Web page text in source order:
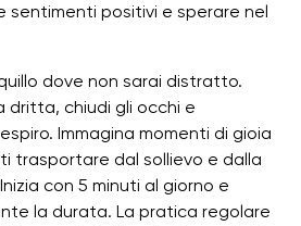
sentimenti positivi e sperare nel
dove non sarai distratto.
dritta, chiudi gli occhi e
Immagina momenti di gioia
trasportare dal sollievo e dalla
con 5 minuti al giorno e
la durata. La pratica regolare